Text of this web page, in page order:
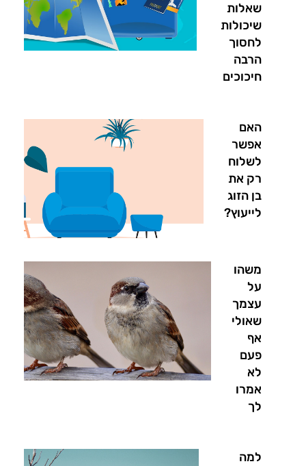
שאלות
שיכולות
לחסוך
הרבה
חיכוכים
האם
אפשר
לשלוח
רק את
בן הזוג
לייעוץ?
משהו
על
עצמך
שאולי
אף
פעם
לא
אמרו
לך
למה